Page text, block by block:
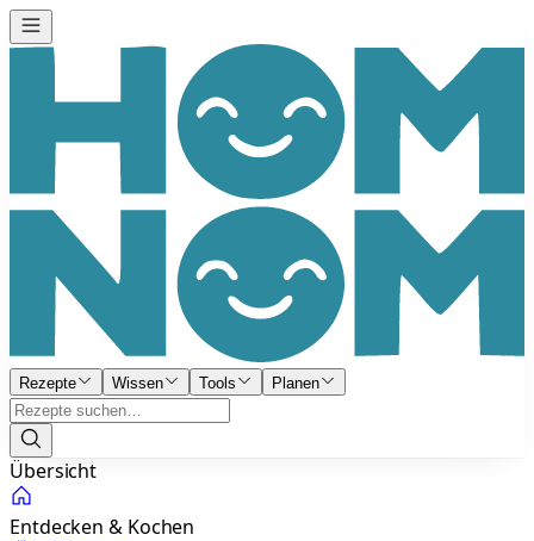
Rezepte Wissen Tools Planen
Übersicht
Entdecken & Kochen